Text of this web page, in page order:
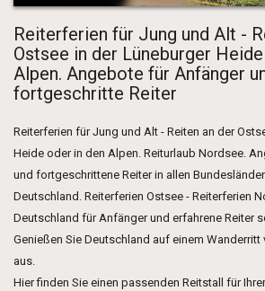
Reiterferien für Jung und Alt -
Ostsee in der Lüneburger
Alpen. Angebote für Anfänger
fortgeschritte Reiter
Reiterferien für Jung und Alt - Reiten an der
Heide oder in den Alpen. Reiturlaub Nordsee.
und fortgeschrittene Reiter in allen
Deutschland. Reiterferien Ostsee - Reiterferien
Deutschland für Anfänger und erfahrene Reiter
Genießen Sie Deutschland auf einem Wanderritt
aus.
Hier finden Sie einen passenden Reitstall für